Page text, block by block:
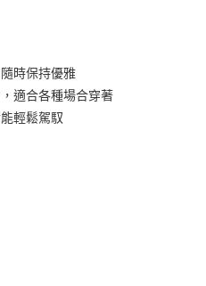
訂單仍視為有效，需透過AFTEE先享
」之結帳頁面顯示為準，若有關於
相關疑問，請聯繫「AFTEE先享後付
support/home
之「AFTEE先享後付」服務完成之交
下網址：
據個別帳號之用戶狀況，依本公司即
時保持優雅
適合各種場合穿著
輕鬆駕馭